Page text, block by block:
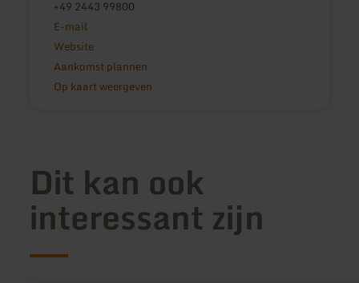
+49 2443 99800
E-mail
Website
Aankomst plannen
Op kaart weergeven
Dit kan ook
interessant zijn